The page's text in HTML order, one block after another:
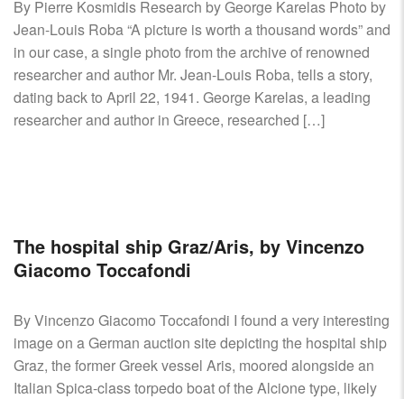
By Pierre Kosmidis Research by George Karelas Photo by
Jean-Louis Roba “A picture is worth a thousand words” and
in our case, a single photo from the archive of renowned
researcher and author Mr. Jean-Louis Roba, tells a story,
dating back to April 22, 1941. George Karelas, a leading
researcher and author in Greece, researched […]
The hospital ship Graz/Aris, by Vincenzo
Giacomo Toccafondi
By Vincenzo Giacomo Toccafondi I found a very interesting
image on a German auction site depicting the hospital ship
Graz, the former Greek vessel Aris, moored alongside an
Italian Spica-class torpedo boat of the Alcione type, likely